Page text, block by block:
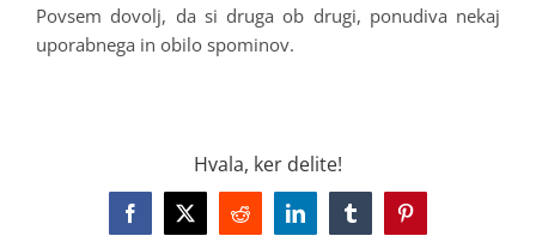
Povsem dovolj, da si druga ob drugi, ponudiva nekaj
uporabnega in obilo spominov.
Hvala, ker delite!
Facebook
X Reddit LinkedInTumblrPinterest